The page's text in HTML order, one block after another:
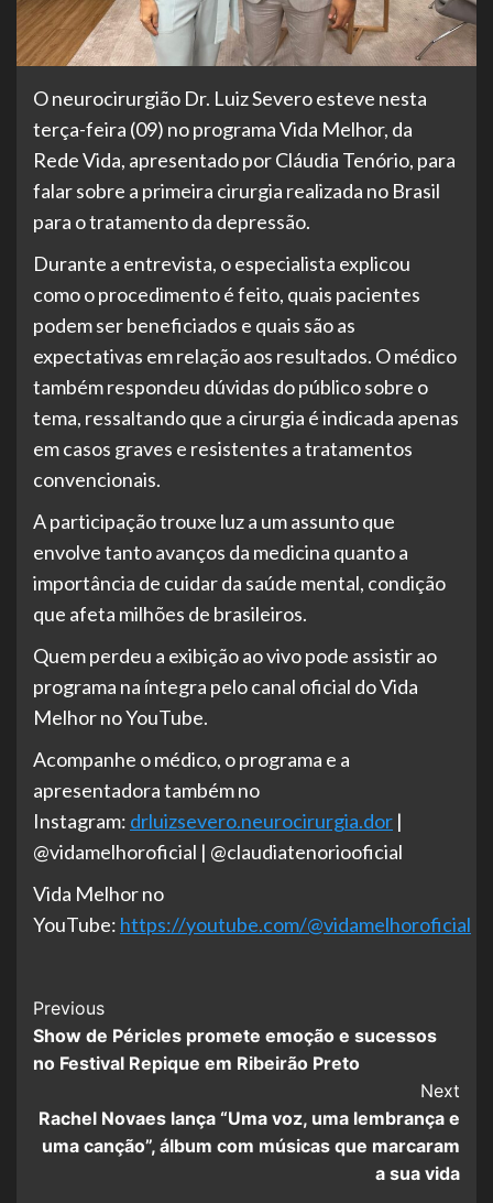
O neurocirurgião Dr. Luiz Severo esteve nesta
terça-feira (09) no programa Vida Melhor, da
Rede Vida, apresentado por Cláudia Tenório, para
falar sobre a primeira cirurgia realizada no Brasil
para o tratamento da depressão.
Durante a entrevista, o especialista explicou
como o procedimento é feito, quais pacientes
podem ser beneficiados e quais são as
expectativas em relação aos resultados. O médico
também respondeu dúvidas do público sobre o
tema, ressaltando que a cirurgia é indicada apenas
em casos graves e resistentes a tratamentos
convencionais.
A participação trouxe luz a um assunto que
envolve tanto avanços da medicina quanto a
importância de cuidar da saúde mental, condição
que afeta milhões de brasileiros.
Quem perdeu a exibição ao vivo pode assistir ao
programa na íntegra pelo canal oficial do Vida
Melhor no YouTube.
Acompanhe o médico, o programa e a
apresentadora também no
Instagram: drluizsevero.neurocirurgia.dor |
@vidamelhoroficial | @claudiatenoriooficial
Vida Melhor no
YouTube: https://youtube.com/@vidamelhoroficial
Post
Navigation
Previous
Show de Péricles promete emoção e sucessos
no Festival Repique em Ribeirão Preto
Next
Rachel Novaes lança “Uma voz, uma lembrança e
uma canção”, álbum com músicas que marcaram
a sua vida